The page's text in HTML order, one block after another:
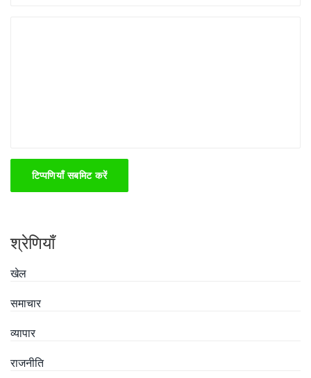
टिप्पणियाँ सबमिट करें
श्रेणियाँ
खेल
समाचार
व्यापार
राजनीति